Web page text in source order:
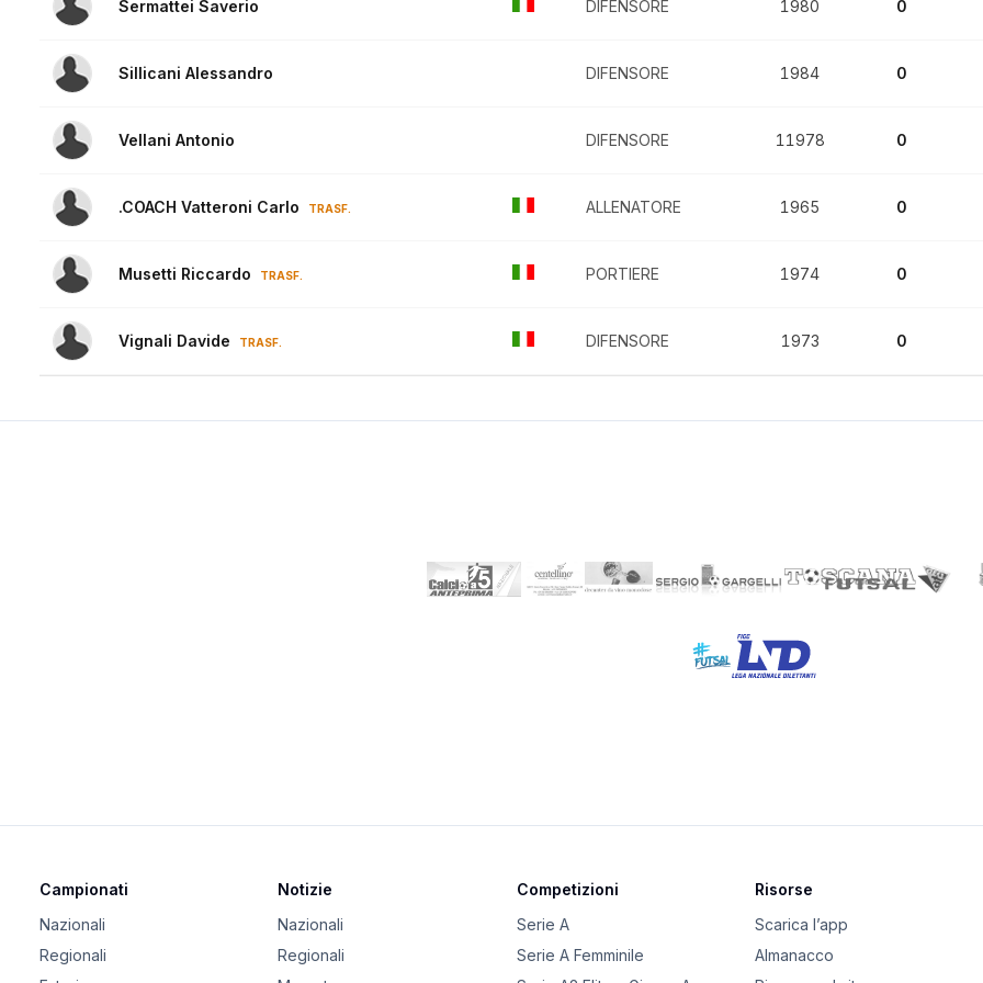
Sermattei Saverio DIFENSORE 1980 0
Sillicani Alessandro DIFENSORE 1984 0
Vellani Antonio DIFENSORE 11978 0
.COACH Vatteroni Carlo TRASF. ALLENATORE 1965 0
Musetti Riccardo TRASF. PORTIERE 1974 0
Vignali Davide TRASF. DIFENSORE 1973 0
Campionati
Nazionali
Regionali
Notizie
Nazionali
Regionali
Competizioni
Serie A
Serie A Femminile
Risorse
Scarica l’app
Almanacco